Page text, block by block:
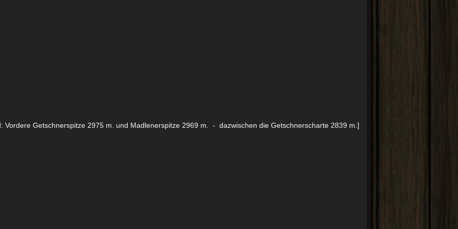
Vordere Getschnerspitze 2975 m. und Madlenerspitze 2969 m. - dazwischen die Getschnerscharte 2839 m.]